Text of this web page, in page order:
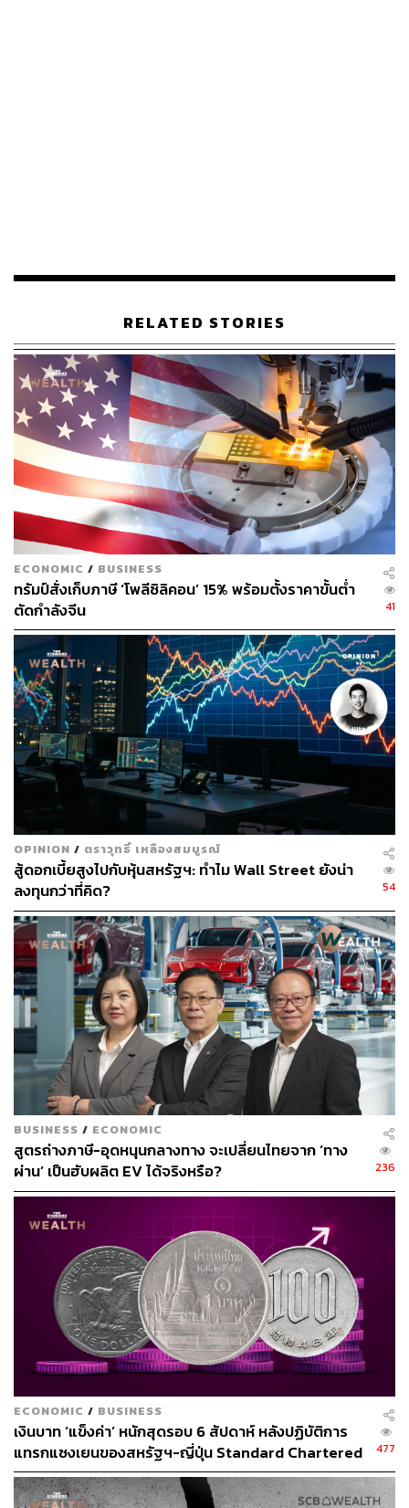
ผ่านแอปพลิเคชันต่างๆ ที่คุณสะดวกหรือใช้งานอยู่แล้วได้เลย
TAGS: China การลงทุน NDRC
50
THE STANDARD TEAM
กองบรรณาธิการ THE STANDARD
RELATED STORIES
ECONOMIC / BUSINESS
ทรัมป์สั่งเก็บภาษี ‘โพลีซิลิคอน’ 15% พร้อมตั้งราคาขั้นต่ำ
ตัดกำลังจีน
41
OPINION / ตราวุทธิ์ เหลืองสมบูรณ์
สู้ดอกเบี้ยสูงไปกับหุ้นสหรัฐฯ: ทำไม Wall Street ยังน่า
ลงทุนกว่าที่คิด?
54
BUSINESS / ECONOMIC
สูตรถ่างภาษี-อุดหนุนกลางทาง จะเปลี่ยนไทยจาก ‘ทาง
ผ่าน’ เป็นฮับผลิต EV ได้จริงหรือ?
236
ECONOMIC / BUSINESS
เงินบาท ‘แข็งค่า’ หนักสุดรอบ 6 สัปดาห์ หลังปฏิบัติการ
แทรกแซงเยนของสหรัฐฯ-ญี่ปุ่น Standard Chartered
เปิดเป้าสิ้นปีนี้จ่อแข็งต่อแตะ 32.50 บาทต่อดอลลาร์
477